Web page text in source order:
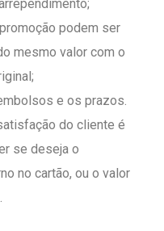
podem ser
mesmo valor com o
e os prazos.
do cliente é
se deseja o
no cartão, ou o valor